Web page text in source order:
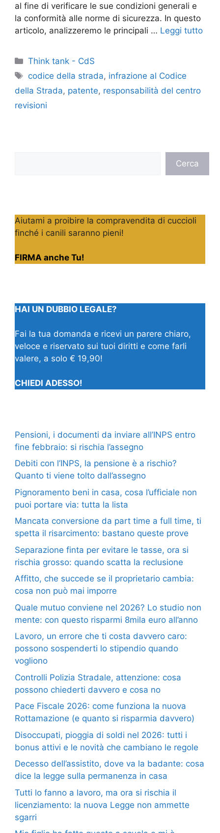
al fine di verificare le sue condizioni generali e
la conformità alle norme di sicurezza. In questo
articolo, analizzeremo le principali … Leggi tutto
Categorie
Think tank - CdS
Tag
codice della strada, infrazione al Codice
della Strada, patente, responsabilità del centro
revisioni
Cerca
Aiutami a proibire la compravendita di cuccioli
finché i canili saranno pieni!
FIRMA anche Tu!
HAI UN DUBBIO LEGALE?
Fai la tua domanda e ricevi un parere chiaro,
veloce e riservato sui tuoi diritti e come farli
valere, a solo € 19,90!
CHIEDI ADESSO!
Pensioni, i documenti da inviare all’INPS entro
fine febbraio: si rischia l’assegno
Debiti con l’INPS, la pensione è a rischio?
Quanto ti viene tolto dall’assegno
Pignoramento beni in casa, cosa l’ufficiale non
puoi portare via: tutta la lista
Mancata conversione da part time a full time, ti
spetta il risarcimento: bastano queste prove
Separazione finta per evitare le tasse, ora si
rischia grosso: quando scatta la reclusione
Affitto, che succede se il proprietario cambia:
cosa non può mai imporre
Quale mutuo conviene nel 2026? Lo studio non
mente: con questo risparmi 8mila euro all’anno
Lavoro, un errore che ti costa davvero caro:
possono sospenderti lo stipendio quando
vogliono
Controlli Polizia Stradale, attenzione: cosa
possono chiederti davvero e cosa no
Pace Fiscale 2026: come funziona la nuova
Rottamazione (e quanto si risparmia davvero)
Disoccupati, pioggia di soldi nel 2026: tutti i
bonus attivi e le novità che cambiano le regole
Decesso dell’assistito, dove va la badante: cosa
dice la legge sulla permanenza in casa
Tutti lo fanno a lavoro, ma ora si rischia il
licenziamento: la nuova Legge non ammette
sgarri